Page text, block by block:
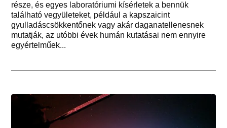
része, és egyes laboratóriumi kísérletek a bennük
található vegyületeket, például a kapszaicint
gyulladáscsökkentőnek vagy akár daganatellenesnek
mutatják, az utóbbi évek humán kutatásai nem ennyire
egyértelműek...